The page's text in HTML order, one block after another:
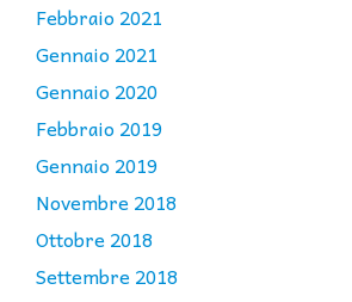
Febbraio 2021
Gennaio 2021
Gennaio 2020
Febbraio 2019
Gennaio 2019
Novembre 2018
Ottobre 2018
Settembre 2018